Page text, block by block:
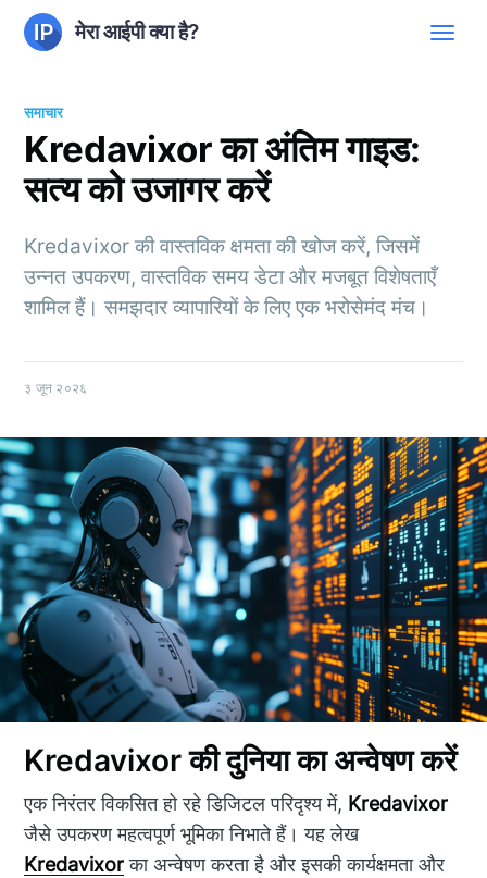
मेरा आईपी क्या है?
समाचार
Kredavixor का अंतिम गाइड:
सत्य को उजागर करें
Kredavixor की वास्तविक क्षमता की खोज करें, जिसमें
उन्नत उपकरण, वास्तविक समय डेटा और मजबूत विशेषताएँ
शामिल हैं। समझदार व्यापारियों के लिए एक भरोसेमंद मंच।
३ जून २०२६
Kredavixor की दुनिया का अन्वेषण करें
एक निरंतर विकसित हो रहे डिजिटल परिदृश्य में, Kredavixor
जैसे उपकरण महत्वपूर्ण भूमिका निभाते हैं। यह लेख
Kredavixorका अन्वेषण करता है और इसकी कार्यक्षमता और